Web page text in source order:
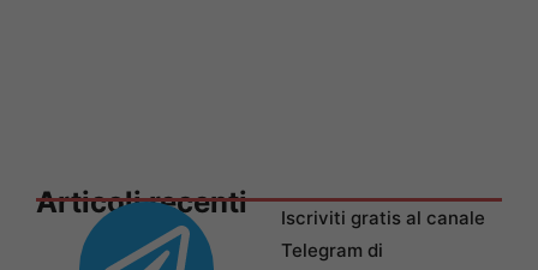
Articoli recenti
Iscriviti gratis al canale
Telegram di